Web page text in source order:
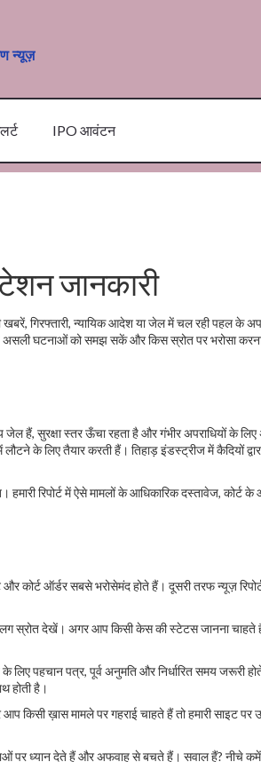
IPO आवंटन
जानकारी
गिरफ्तारी, न्यायिक आदेश या जेल में चल रही पहल के
घटनाओं को समझ सकें और किस स्रोत पर भरोसा
हैं, सुरक्षा स्तर ऊँचा रहता है और गंभीर अपराधियों के
के लिए तैयार करती हैं। तिहाड़ इंडस्ट्रीज में कैदियों
रिपोर्ट में ऐसे मामलों के आधिकारिक दस्तावेज, कोर्ट
कोर्ट ऑर्डर सबसे भरोसेमंद होते हैं। दूसरी तरफ न्यूज़
स्रोत देखें। अगर आप किसी केस की स्टेटस जानना चाहते
पहचान पत्र, पूर्व अनुमति और निर्धारित समय जरूरी
होती है।
ख़ास मामले पर गहराई चाहते हैं तो हमारी साइट पर
पर ध्यान देते हैं और अफवाह से बचते हैं। सवाल हैं? नीचे